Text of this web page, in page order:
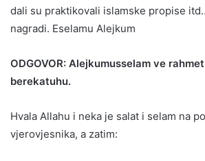
dali su praktikovali islamske propise
nagradi. Eselamu Alejkum
ODGOVOR: Alejkumusselam ve
berekatuhu.
Hvala Allahu i neka je salat i selam na
vjerovjesnika, a zatim: